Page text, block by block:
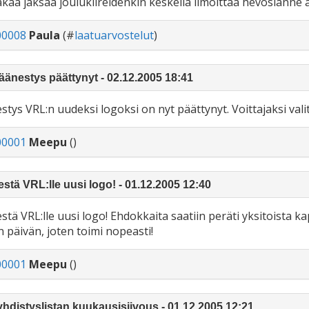
Paula (#laatuarvostelut)
päättynyt - 02.12.2005 18:41
VRL:n uudeksi logoksi on nyt päättynyt. Voittajaksi
Meepu ()
VRL:lle uusi logo! - 01.12.2005 12:40
VRL:lle uusi logo! Ehdokkaita saatiin peräti yksitoista
päivän, joten toimi nopeasti!
Meepu ()
kuukausisiivous - 01.12.2005 12:21